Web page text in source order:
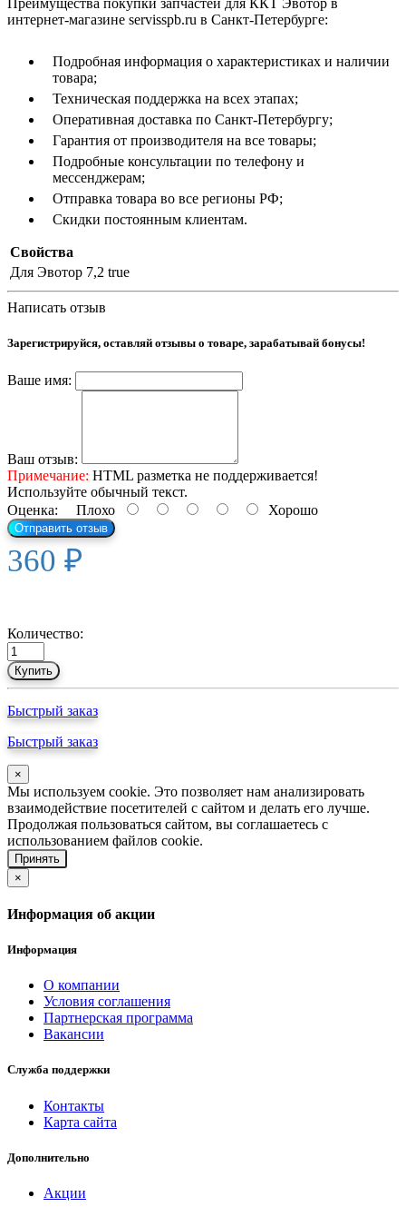
Преимущества покупки запчастей для ККТ Эвотор в
интернет-магазине servisspb.ru в Санкт-Петербурге:
Подробная информация о характеристиках и наличии
товара;
Техническая поддержка на всех этапах;
Оперативная доставка по Санкт-Петербургу;
Гарантия от производителя на все товары;
Подробные консультации по телефону и
мессенджерам;
Отправка товара во все регионы РФ;
Скидки постоянным клиентам.
Свойства
Для Эвотор 7,2 true
Написать отзыв
Зарегистрируйся, оставляй отзывы о товаре, зарабатывай бонусы!
Ваше имя:
Ваш отзыв:
Примечание: HTML разметка не поддерживается!
Используйте обычный текст.
Оценка: Плохо Хорошо
Отправить отзыв
360 ₽
Количество:
Купить
Быстрый заказ
Быстрый заказ
×
Мы используем cookie. Это позволяет нам анализировать
взаимодействие посетителей с сайтом и делать его лучше.
Продолжая пользоваться сайтом, вы соглашаетесь с
использованием файлов cookie.
Принять
×
Информация об акции
Информация
О компании
Условия соглашения
Партнерская программа
Вакансии
Служба поддержки
Контакты
Карта сайта
Дополнительно
Акции